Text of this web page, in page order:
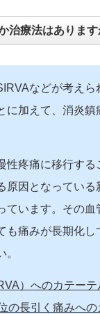
治療法はあります
などが考え
に加えて、消炎
性疼痛に移行す
原因となってい
ています。その
も痛みが長期化
）へのカテーテ
の長引く痛みへ